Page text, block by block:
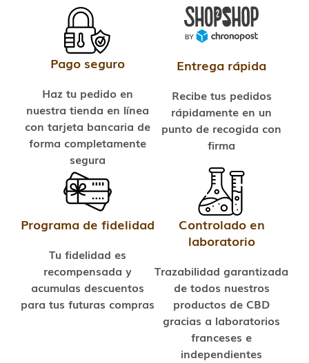
Pago seguro
Haz tu pedido en
nuestra tienda en línea
con tarjeta bancaria de
forma completamente
segura
Entrega rápida
Recibe tus pedidos
rápidamente en un
punto de recogida con
firma
Programa de fidelidad
Tu fidelidad es
recompensada y
acumulas descuentos
para tus futuras compras
Controlado en
laboratorio
Trazabilidad garantizada
de todos nuestros
productos de CBD
gracias a laboratorios
franceses e
independientes